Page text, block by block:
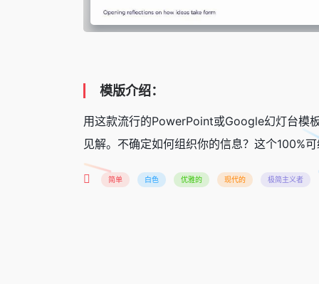
模版介绍：
用这款流行的PowerPoint或Google幻灯台模
见解。不确定如何组织你的信息？这个100%
简单 白色 优雅的 现代的 极简主义者